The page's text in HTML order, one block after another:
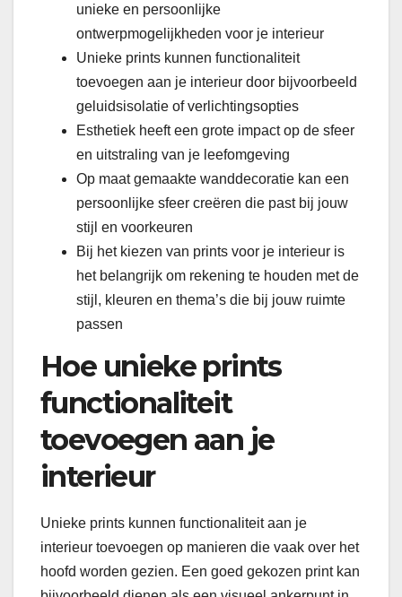
unieke en persoonlijke
ontwerpmogelijkheden voor je interieur
Unieke prints kunnen functionaliteit
toevoegen aan je interieur door bijvoorbeeld
geluidsisolatie of verlichtingsopties
Esthetiek heeft een grote impact op de sfeer
en uitstraling van je leefomgeving
Op maat gemaakte wanddecoratie kan een
persoonlijke sfeer creëren die past bij jouw
stijl en voorkeuren
Bij het kiezen van prints voor je interieur is
het belangrijk om rekening te houden met de
stijl, kleuren en thema’s die bij jouw ruimte
passen
Hoe unieke prints
functionaliteit
toevoegen aan je
interieur
Unieke prints kunnen functionaliteit aan je
interieur toevoegen op manieren die vaak over het
hoofd worden gezien. Een goed gekozen print kan